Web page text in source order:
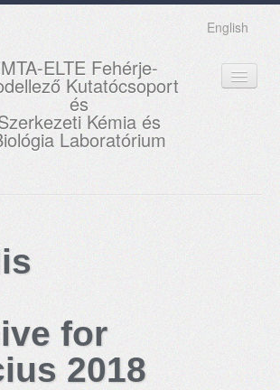
English
MTA-ELTE Fehérje-
Kutatócsoport
és
Kémia és
Laboratórium
for
2018